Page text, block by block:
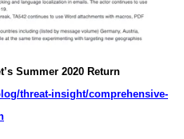
Summer 2020 Return
threat-insight/comprehensive-